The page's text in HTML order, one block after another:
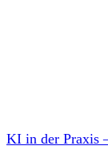
KI in der Praxis